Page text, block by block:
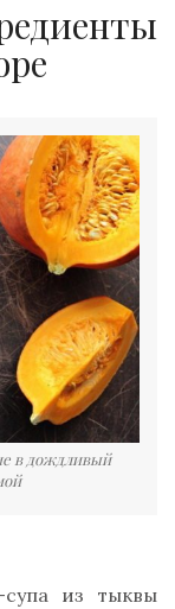
в дождливый
из тыквы